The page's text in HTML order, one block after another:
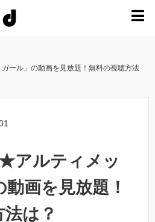
ール」の動画を見放題！無料の視聴方法
アルティメッ
動画を見放題！
は？